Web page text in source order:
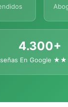
4.300+
En Google